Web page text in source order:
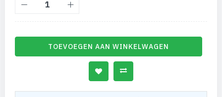
TOEVOEGEN AAN WINKELWAGEN